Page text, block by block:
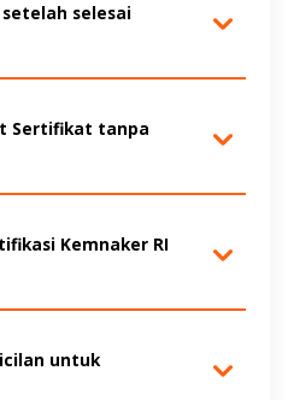
selesai
Sertifikat tanpa
Kemnaker RI
untuk